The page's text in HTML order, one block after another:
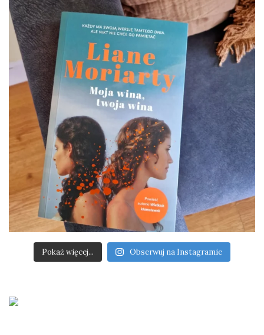
Pokaż więcej... Obserwuj na Instagramie